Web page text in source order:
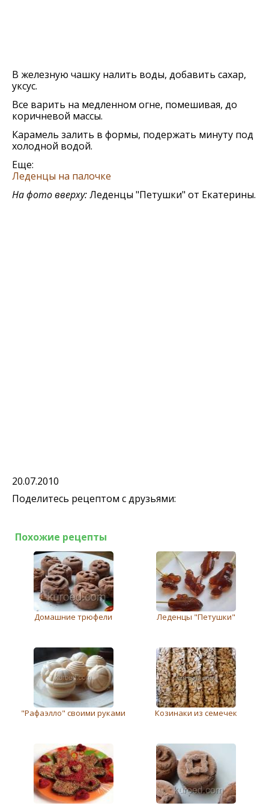
В железную чашку налить воды, добавить сахар,
уксус.
Все варить на медленном огне, помешивая, до
коричневой массы.
Карамель залить в формы, подержать минуту под
холодной водой.
Еще:
Леденцы на палочке
На фото вверху:Леденцы "Петушки" от Екатерины.
20.07.2010
Поделитесь рецептом с друзьями:
Похожие рецепты
Домашние трюфели Леденцы "Петушки"
"Рафаэлло" своими руками Козинаки из семечек